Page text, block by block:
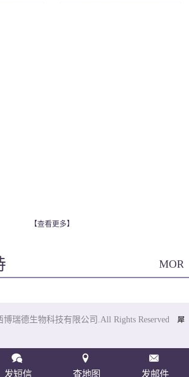
【查看更多】
瑞德生物科技有限公司.All Rights Reserved 犀
发短信 查地图 发邮件